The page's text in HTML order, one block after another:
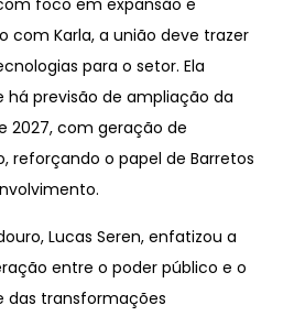
com Karla, a união deve trazer
para o setor. Ela
há previsão de ampliação da
2027, com geração de
reforçando o papel de Barretos
Lucas Seren, enfatizou a
entre o poder público e o
das transformações